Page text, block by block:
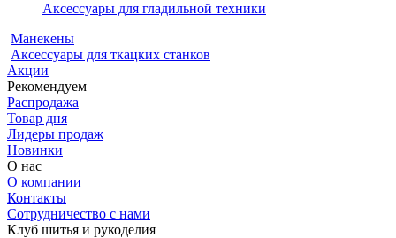
Аксессуары для гладильной техники
Манекены
Аксессуары для ткацких станков
Акции
Рекомендуем
Распродажа
Товар дня
Лидеры продаж
Новинки
О нас
О компании
Контакты
Сотрудничество с нами
Клуб шитья и рукоделия